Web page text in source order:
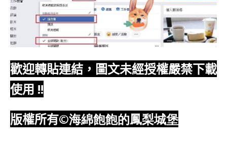
歡迎轉貼連結，圖文未經授權嚴禁下載
使用 !!
版權所有©海綿飽飽的鳳梨城堡